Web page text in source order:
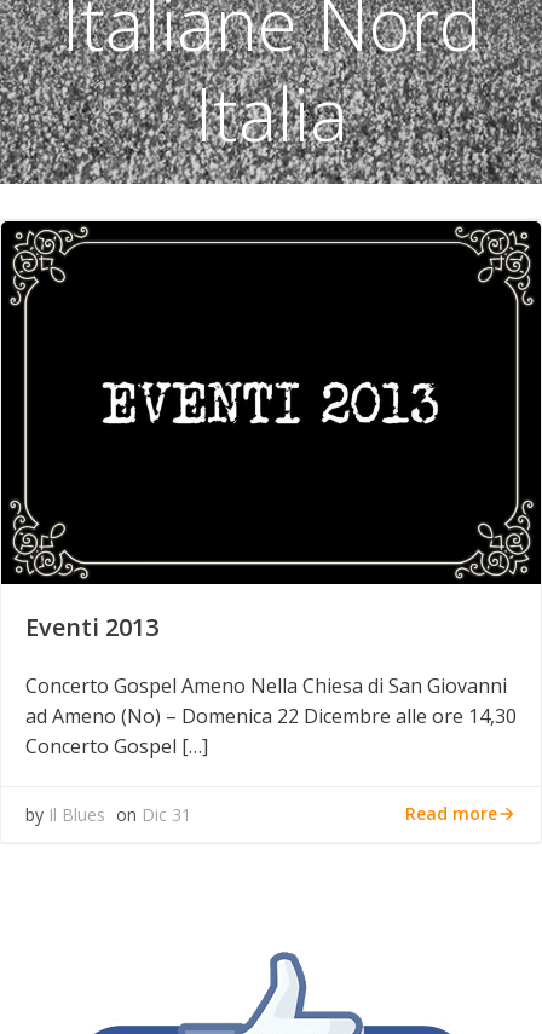
Italiane Nord
Italia
Eventi 2013
Concerto Gospel Ameno Nella Chiesa di San Giovanni
ad Ameno (No) – Domenica 22 Dicembre alle ore 14,30
Concerto Gospel […]
by Il Blues on Dic 31 Read more